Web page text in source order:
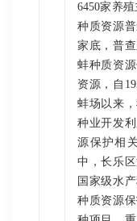
6450家养
种质资源
家底，普
蚌种质资
资源，自
蚌场以来
种业开发
源保护相
中，长乐
国家级水
种质资源